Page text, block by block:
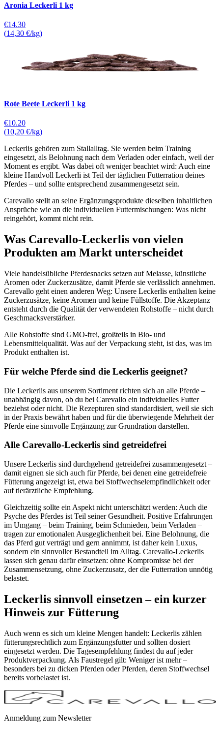
Aronia Leckerli 1 kg
€14.30
(14,30 €/kg)
Rote Beete Leckerli 1 kg
€10.20
(10,20 €/kg)
Leckerlis gehören zum Stallalltag. Sie werden beim Training
eingesetzt, als Belohnung nach dem Verladen oder einfach, weil der
Moment es ergibt. Was dabei oft weniger beachtet wird: Auch eine
kleine Handvoll Leckerli ist Teil der täglichen Futterration deines
Pferdes – und sollte entsprechend zusammengesetzt sein.
Carevallo stellt an seine Ergänzungsprodukte dieselben inhaltlichen
Ansprüche wie an die individuellen Futtermischungen: Was nicht
reingehört, kommt nicht rein.
Was Carevallo-Leckerlis von vielen
Produkten am Markt unterscheidet
Viele handelsübliche Pferdesnacks setzen auf Melasse, künstliche
Aromen oder Zuckerzusätze, damit Pferde sie verlässlich annehmen.
Carevallo geht einen anderen Weg: Unsere Leckerlis enthalten keine
Zuckerzusätze, keine Aromen und keine Füllstoffe. Die Akzeptanz
entsteht durch die Qualität der verwendeten Rohstoffe – nicht durch
Geschmacksverstärker.
Alle Rohstoffe sind GMO-frei, großteils in Bio- und
Lebensmittelqualität. Was auf der Verpackung steht, ist das, was im
Produkt enthalten ist.
Für welche Pferde sind die Leckerlis geeignet?
Die Leckerlis aus unserem Sortiment richten sich an alle Pferde –
unabhängig davon, ob du bei Carevallo ein individuelles Futter
beziehst oder nicht. Die Rezepturen sind standardisiert, weil sie sich
in der Praxis bewährt haben und für die überwiegende Mehrheit der
Pferde eine sinnvolle Ergänzung zur Grundration darstellen.
Alle Carevallo-Leckerlis sind getreidefrei
Unsere Leckerlis sind durchgehend getreidefrei zusammengesetzt –
damit eignen sie sich auch für Pferde, bei denen eine getreidefreie
Fütterung angezeigt ist, etwa bei Stoffwechselempfindlichkeit oder
auf tierärztliche Empfehlung.
Gleichzeitig sollte ein Aspekt nicht unterschätzt werden: Auch die
Psyche des Pferdes ist Teil seiner Gesundheit. Positive Erfahrungen
im Umgang – beim Training, beim Schmieden, beim Verladen –
tragen zur emotionalen Ausgeglichenheit bei. Eine Belohnung, die
das Pferd gut verträgt und gern annimmt, ist daher kein Luxus,
sondern ein sinnvoller Bestandteil im Alltag. Carevallo-Leckerlis
lassen sich genau dafür einsetzen: ohne Kompromisse bei der
Zusammensetzung, ohne Zuckerzusatz, der die Futterration unnötig
belastet.
Leckerlis sinnvoll einsetzen – ein kurzer
Hinweis zur Fütterung
Auch wenn es sich um kleine Mengen handelt: Leckerlis zählen
fütterungsrechtlich zum Ergänzungsfutter und sollten dosiert
eingesetzt werden. Die Tagesempfehlung findest du auf jeder
Produktverpackung. Als Faustregel gilt: Weniger ist mehr –
besonders bei zu dicken Pferden oder Pferden, deren Stoffwechsel
bereits vorbelastet ist.
Anmeldung zum Newsletter